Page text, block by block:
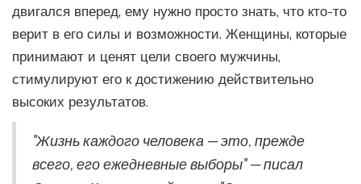
двигался вперед, ему нужно просто знать, что кто-то
верит в его силы и возможности. Женщины, которые
принимают и ценят цели своего мужчины,
стимулируют его к достижению действительно
высоких результатов.
"Жизнь каждого человека — это, прежде
всего, его ежедневные выборы" — писал